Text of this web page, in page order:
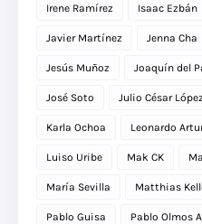
Irene Ramírez Isaac Ezbán
Javier Martínez Jenna Cha
Jesús Muñoz Joaquín del
José Soto Julio César López
Karla Ochoa Leonardo
Luiso Uribe Mak CK
María Sevilla Matthias
Pablo Guisa Pablo Olmos